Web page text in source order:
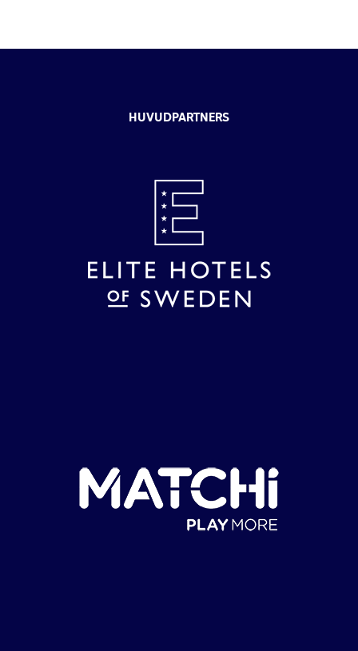
HUVUDPARTNERS